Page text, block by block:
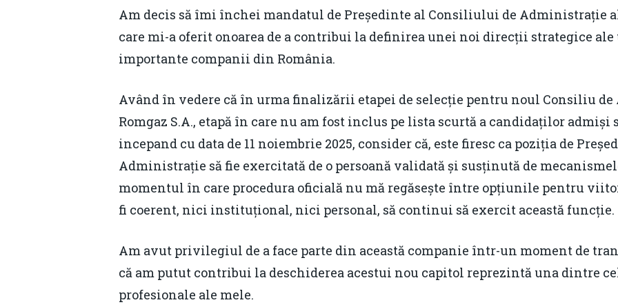
Hit enter to search or ESC to close
Am decis să îmi închei mandatul de Președinte al Consiliului de Administrație al
care mi-a oferit onoarea de a contribui la definirea unei noi direcții strategice
importante companii din România.
Având în vedere că în urma finalizării etapei de selecție pentru noul Consiliu de
Romgaz S.A., etapă în care nu am fost inclus pe lista scurtă a candidaților admiși
incepand cu data de 11 noiembrie 2025, consider că, este firesc ca poziția de
Administrație să fie exercitată de o persoană validată și susținută de
momentul în care procedura oficială nu mă regăsește între opțiunile pentru
fi coerent, nici instituțional, nici personal, să continui să exercit această funcție.
Am avut privilegiul de a face parte din această companie într-un moment de
că am putut contribui la deschiderea acestui nou capitol reprezintă una dintre
profesionale ale mele.